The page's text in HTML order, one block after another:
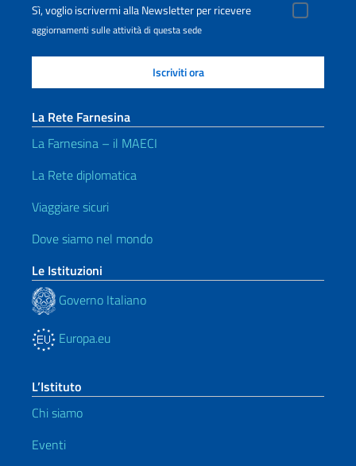
Sì, voglio iscrivermi alla Newsletter per ricevere
aggiornamenti sulle attività di questa sede
La Rete Farnesina
La Farnesina – il MAECI
La Rete diplomatica
Viaggiare sicuri
Dove siamo nel mondo
Le Istituzioni
Governo Italiano
Europa.eu
L’Istituto
Chi siamo
Eventi